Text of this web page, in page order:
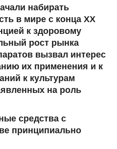
набирать
в мире с конца ХХ
к здоровому
рост рынка
вызвал интерес
их применения и к
к культурам
на роль
средства с
принципиально